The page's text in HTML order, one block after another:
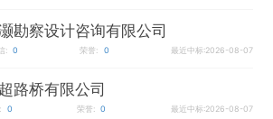
勘察设计咨询有限公司
: 0 荣誉: 0 最近中标:2026-08-07
路桥有限公司
0 荣誉: 0 最近中标:2026-08-07